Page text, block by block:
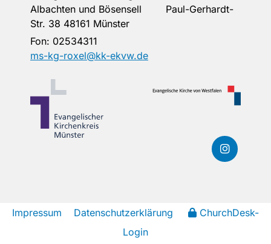
Albachten und Bösensell Paul-Gerhardt-
Str. 38 48161 Münster
Fon: 02534311
ms-kg-roxel@kk-ekvw.de
Impressum Datenschutzerklärung
ChurchDesk-
Login